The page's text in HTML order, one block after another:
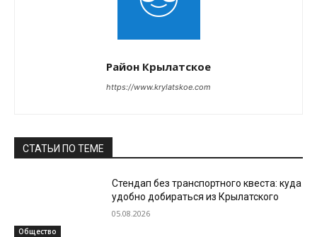
Район Крылатское
https://www.krylatskoe.com
СТАТЬИ ПО ТЕМЕ
Общество
Стендап без транспортного квеста: куда
удобно добираться из Крылатского
05.08.2026